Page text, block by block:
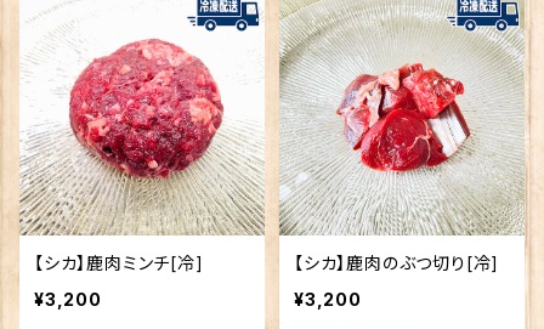
【シカ】鹿肉ミンチ[冷]
¥3,200
【シカ】鹿肉のぶつ切り[冷]
¥3,200